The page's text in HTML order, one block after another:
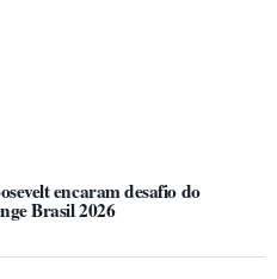
encaram desafio do
Brasil 2026